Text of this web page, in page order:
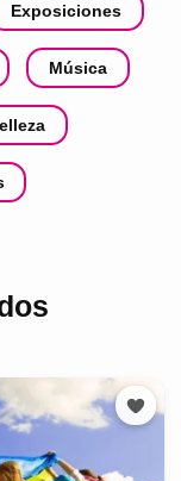
Exposiciones
Música